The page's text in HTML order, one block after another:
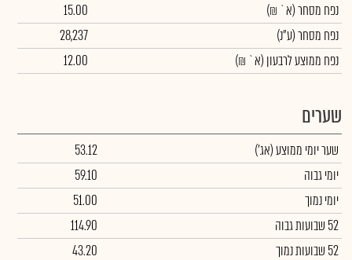
נפח מסחר(א` ₪)
15.00
נפח מסחר(ע"נ)
28,237
נפח ממוצע לרבעון (א` ₪)
12.00
שערים
שער יומי ממוצע(אג')
53.12
יומי גבוה
59.10
יומי נמוך
51.00
52 שבועות גבוה
114.90
52 שבועות נמוך
43.20